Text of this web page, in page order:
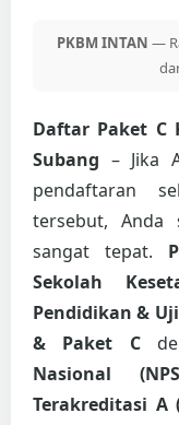
PKBM INTAN —
Daftar Paket C
Subang – Jika
pendaftaran
tersebut,
sangat tepat.
Sekolah
Pendidikan &
& Paket C
Nasional
Terakreditasi A